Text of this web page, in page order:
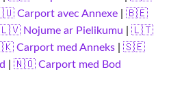
Carport avec Annexe
🇧🇪
Nojume ar Pielikumu
🇱🇹
Carport med Anneks| 🇸🇪
🇳🇴 Carport med Bod